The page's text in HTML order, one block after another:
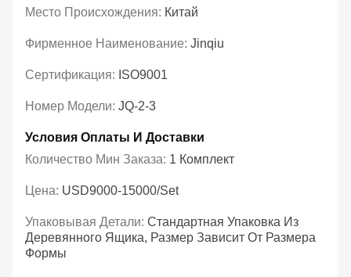
Место Происхождения: Китай
Фирменное Наименование: Jinqiu
Сертификация: ISO9001
Номер Модели: JQ-2-3
Условия Оплаты И Доставки
Количество Мин Заказа: 1 Комплект
Цена: USD9000-15000/set
Упаковывая Детали: Стандартная Упаковка Из
Деревянного Ящика, Размер Зависит От Размера
Формы